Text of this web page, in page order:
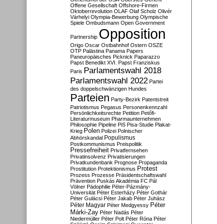
Offene Gesellschaft Offshore-Firmen
Oktoberrevolution OLAF Olaf Scholz Olivér
Várhelyi Olympia-Bewerbung Olympische
Spiele Ombudsmann Open Government
Partnership Opposition
Origo Oscar Ostbahnhof Ostern OSZE
OTP Palästina Panama Papers
Paneuropäisches Picknick Paparazzo
Papst Benedikt XVI. Papst Franziskus
Paris Parlamentswahl 2018
Parlamentswahl 2022 Partei
des doppelschwänzigen Hundes
Parteien Party-Bezirk Patentstreit
Patriotismus Pegasus Personenkennzahl
Persönlichkeitsrechte Petition Petőfi-
Literaturmuseum Pharmaunternehmen
Philosophie Pipeline PiS Pisa-Studie Plakat-
Krieg Polen Polizei Polnischer
Abhörskandal Populismus
Postkommunismus Preispolitik
Pressefreiheit Privatfernsehen
Privatinsolvenz Privatisierungen
Privatkundenbank Prognose Propaganda
Prostitution Protektionismus Protest
Prozess Prozesse Präsidentschaftswahl
Prävention Puskás Akadémia FC Pál
Völner Pädophilie Péter-Pázmány-
Universität Péter Esterházy Péter Gothár
Péter Gulácsi Péter Jakab Péter Juhász
Péter Magyar Péter Medgyessy Péter
Márki-Zay Péter Nadás Péter
Niedermüller Péter Polt Péter Róna Péter